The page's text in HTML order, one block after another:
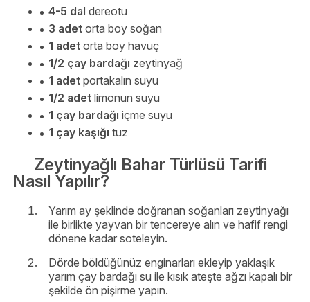
4-5 dal dereotu
3 adet orta boy soğan
1 adet orta boy havuç
1/2 çay bardağı zeytinyağ
1 adet portakalın suyu
1/2 adet limonun suyu
1 çay bardağı içme suyu
1 çay kaşığı tuz
Zeytinyağlı Bahar Türlüsü Tarifi
Nasıl Yapılır?
Yarım ay şeklinde doğranan soğanları zeytinyağı
ile birlikte yayvan bir tencereye alın ve hafif rengi
dönene kadar soteleyin.
Dörde böldüğünüz enginarları ekleyip yaklaşık
yarım çay bardağı su ile kısık ateşte ağzı kapalı bir
şekilde ön pişirme yapın.